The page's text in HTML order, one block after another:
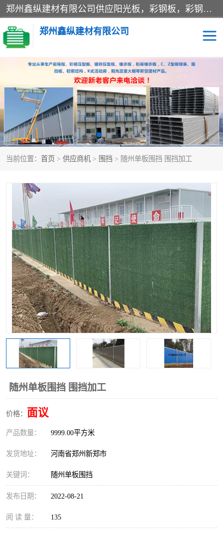
郑州鑫纵建材有限公司供应阳光板，彩钢板，彩钢钢构工程是一家集生产销售租赁安装于一体的企业，主要生产PC采光板，耐力板，仿古琉璃采光板，岩棉板、彩钢压型板、镀锌压型板、桁架楼承板，C、Z型钢檩条、围挡板、轻钢结构，阳光温室大棚等新型建材产品。公司旗下有多台移动式高空压瓦机租赁，承接全国各地业务，专业对外租赁各种型号压瓦机。
郑州鑫纵建材有限公司
当前位置： 首页 > 供应商机 > 围挡 > 随州单板围挡 围挡加工
随州单板围挡 围挡加工
价格： 面议
产品数量： 9999.00平方米
发货地址： 河南省郑州新郑市
关键词： 随州单板围挡
发布日期： 2022-08-21
阅 读 量： 135
高空瓦机租赁 ASA合成树脂仿古瓦
CZ型钢 FRP采光板
PC多层板 PC耐力板
建筑围挡 楼层板
新型活动房 压型彩钢板
岩棉板 钢结构配件
围挡 彩钢板
生产加工单板复合围挡 市
政围挡